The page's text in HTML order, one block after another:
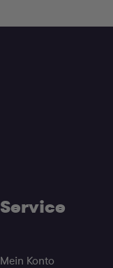
Service
Mein Konto